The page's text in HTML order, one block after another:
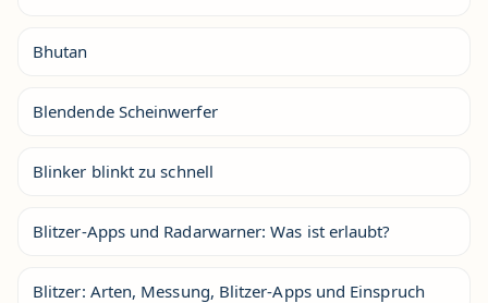
Bhutan
Blendende Scheinwerfer
Blinker blinkt zu schnell
Blitzer-Apps und Radarwarner: Was ist erlaubt?
Blitzer: Arten, Messung, Blitzer-Apps und Einspruch